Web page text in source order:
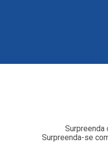
Surpreenda
Surpreenda-se